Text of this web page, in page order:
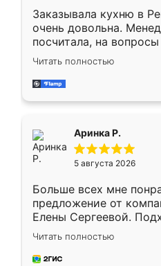
Заказывала кухню в
очень довольна.
посчитала, на вопросы
Замерщик приехал в
делу со всей
за день, ребята
Читать полностью
Аринка Р.
5 августа 2026
Больше всех мне
предложение от
Елены Сергеевой.
короткие сроки
для замера сотрудник
предложил по моему
Читать полностью